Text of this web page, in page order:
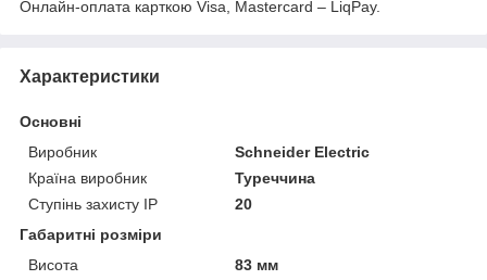
Онлайн-оплата карткою Visa, Mastercard – LiqPay.
Характеристики
Основні
Виробник
Schneider Electric
Країна виробник
Туреччина
Ступінь захисту IP
20
Габаритні розміри
Висота
83 мм